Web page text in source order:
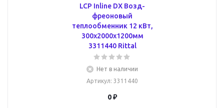
LCP Inline DX Возд-
фреоновый
теплообменник 12 кВт,
300x2000x1200мм
3311440 Rittal
Нет в наличии
Артикул: 3311440
0 ₽